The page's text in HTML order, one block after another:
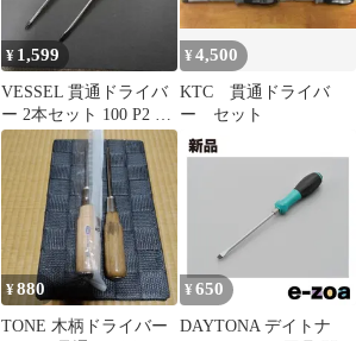
¥ 1,599
VESSEL 貫通ドライバ
ー 2本セット 100 P2 ／
100 6
¥4,500
KTC 貫通ドライバ
ー セット
¥880
TONE 木柄ドライバー
¥ 650
DAYTONA デイトナ